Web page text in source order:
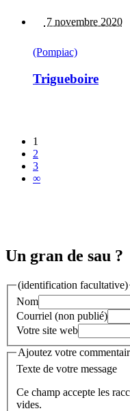
7 novembre 2020
(Pompiac)
Trigueboire
1
2
3
∞
Un gran de sau ?
(identification facultative)
Nom
Courriel (non publié)
Votre site web
Ajoutez votre
Texte de votre message
Ce champ accepte les
vides.